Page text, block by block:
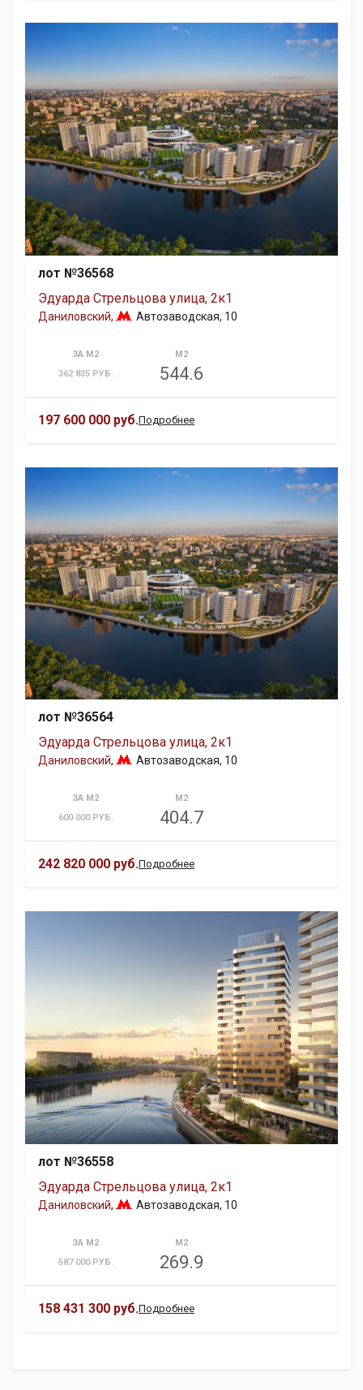
лот №36568
Эдуарда Стрельцова улица, 2к1
Даниловский, Автозаводская, 10
ЗА М2
362 835 РУБ.
М2
544.6
197 600 000 руб.Подробнее
лот №36564
Эдуарда Стрельцова улица, 2к1
Даниловский, Автозаводская, 10
ЗА М2
600 000 РУБ.
М2
404.7
242 820 000 руб.Подробнее
лот №36558
Эдуарда Стрельцова улица, 2к1
Даниловский, Автозаводская, 10
ЗА М2
587 000 РУБ.
М2
269.9
158 431 300 руб.Подробнее